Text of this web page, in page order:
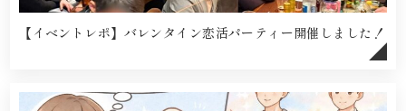
【イベントレポ】バレンタイン恋活パーティー開催しました！